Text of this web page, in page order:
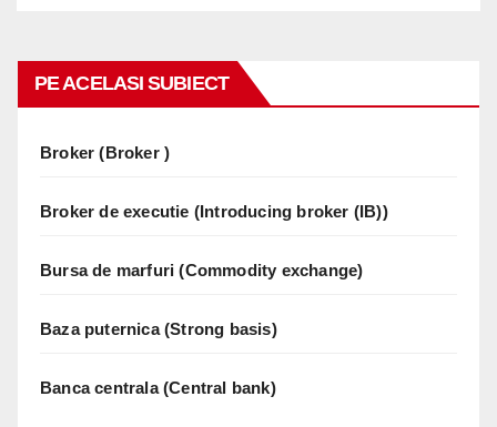
PE ACELASI SUBIECT
Broker (Broker )
Broker de executie (Introducing broker (IB))
Bursa de marfuri (Commodity exchange)
Baza puternica (Strong basis)
Banca centrala (Central bank)